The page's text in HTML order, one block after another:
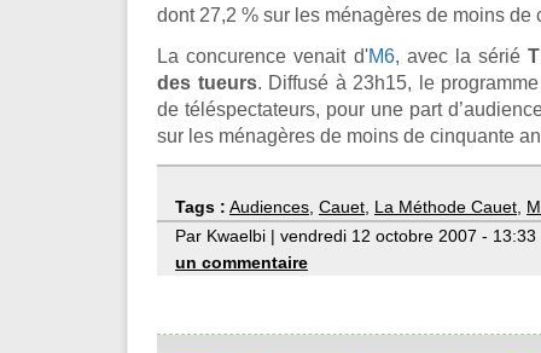
dont 27,2 % sur les ménagères de moins de
La concurence venait d'M6, avec la sérié
des tueurs. Diffusé à 23h15, le
de téléspectateurs, pour une part
sur les ménagères de moins de cinquante
Tags : Audiences Cauet La Méthode Cauet
Par Kwaelbi | vendredi 12 octobre 2007 -
un commentaire